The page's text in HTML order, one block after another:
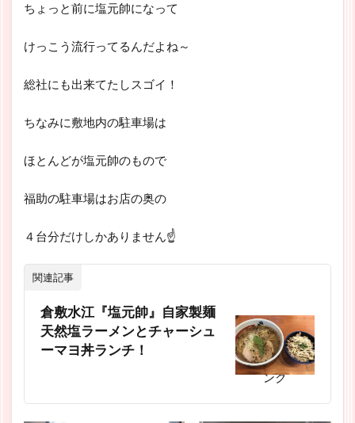
ちょっと前に塩元帥になって
けっこう流行ってるんだよね～
総社にも出来てたしスゴイ！
ちなみに敷地内の駐車場は
ほとんどが塩元帥のもので
福助の駐車場はお店の奥の
４台分だけしかありません☝
関連記事
倉敷水江『塩元帥』自家製麺
天然塩ラーメンとチャーシュ
ーマヨ丼ランチ！
スポンサーリ
ンク